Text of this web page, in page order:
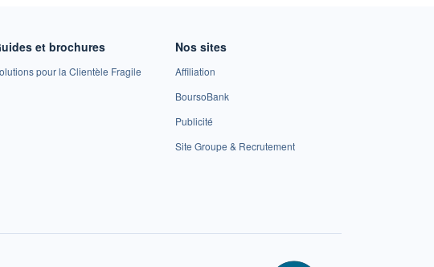
et brochures
pour la Clientèle Fragile
Nos sites
Affiliation
BoursoBank
Publicité
Site Groupe & Recrutement